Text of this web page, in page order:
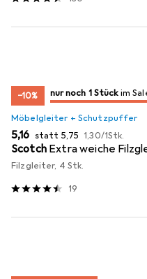
−10% noch 1 Stückim Sale
nur noch 1 Stück im
Möbelgleiter + Schutzpuffer
EUR
5,16 statt EUR
5,75 EUR
1,30/1Stk.
Scotch Extra weiche
Filzgleiter, 4 Stk.
19